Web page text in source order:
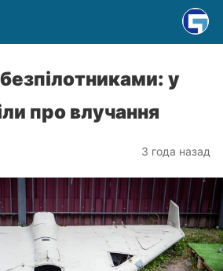
у
про влучання
3 года назад